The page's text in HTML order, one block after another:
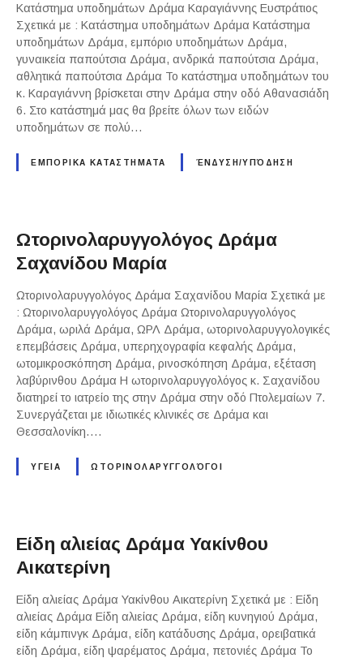
Κατάστημα υποδημάτων Δράμα Καραγιάννης Ευστράτιος
Σχετικά με : Κατάστημα υποδημάτων Δράμα Κατάστημα
υποδημάτων Δράμα, εμπόριο υποδημάτων Δράμα,
γυναικεία παπούτσια Δράμα, ανδρικά παπούτσια Δράμα,
αθλητικά παπούτσια Δράμα Το κατάστημα υποδημάτων του
κ. Καραγιάννη βρίσκεται στην Δράμα στην οδό Αθανασιάδη
6. Στο κατάστημά μας θα βρείτε όλων των ειδών
υποδημάτων σε πολύ…
ΕΜΠΟΡΙΚΑ ΚΑΤΑΣΤΗΜΑΤΑ ΈΝΔΥΣΗ/ΥΠΌΔΗΣΗ
Ωτορινολαρυγγολόγος Δράμα
Σαχανίδου Μαρία
Ωτορινολαρυγγολόγος Δράμα Σαχανίδου Μαρία Σχετικά με
: Ωτορινολαρυγγολόγος Δράμα Ωτορινολαρυγγολόγος
Δράμα, ωριλά Δράμα, ΩΡΛ Δράμα, ωτορινολαρυγγολογικές
επεμβάσεις Δράμα, υπερηχογραφία κεφαλής Δράμα,
ωτομικροσκόπηση Δράμα, ρινοσκόπηση Δράμα, εξέταση
λαβύρινθου Δράμα Η ωτορινολαρυγγολόγος κ. Σαχανίδου
διατηρεί το ιατρείο της στην Δράμα στην οδό Πτολεμαίων 7.
Συνεργάζεται με ιδιωτικές κλινικές σε Δράμα και
Θεσσαλονίκη….
ΥΓΕΙΑ ΩΤΟΡΙΝΟΛΑΡΥΓΓΟΛΌΓΟΙ
Είδη αλιείας Δράμα Υακίνθου
Αικατερίνη
Είδη αλιείας Δράμα Υακίνθου Αικατερίνη Σχετικά με : Είδη
αλιείας Δράμα Είδη αλιείας Δράμα, είδη κυνηγιού Δράμα,
είδη κάμπινγκ Δράμα, είδη κατάδυσης Δράμα, ορειβατικά
είδη Δράμα, είδη ψαρέματος Δράμα, πετονιές Δράμα Το